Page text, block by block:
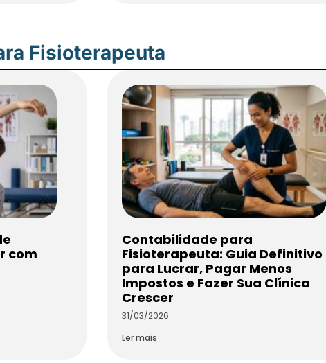
Fisioterapeuta
com
Contabilidade para
Fisioterapeuta: Guia Definitivo
para Lucrar, Pagar Menos
Impostos e Fazer Sua Clínica
Crescer
31/03/2026
Ler mais